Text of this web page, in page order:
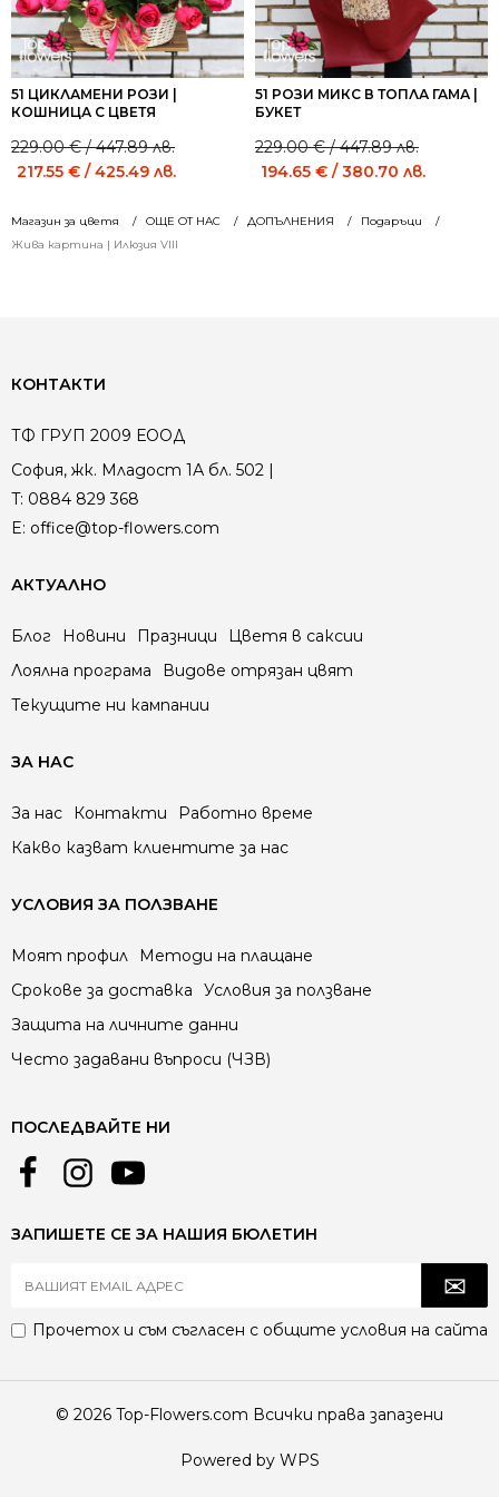
Магазин за цветя ОЩЕ ОТ НАС ДОПЪЛНЕНИЯ
Подаръци
Жива картина | Илюзия VIII
51 ЦИКЛАМЕНИ РОЗИ |
КОШНИЦА С ЦВЕТЯ
Original
price
229.00 €
/
229.00€/ 447.89 лв.
Current
price
229.00 €
/
217.55 € / 425.49 лв.
51 РОЗИ МИКС В ТОПЛА ГАМА |
БУКЕТ
Original
price
229.00 €
229.00€/ 447.89 лв.
Current
price
229.00 €
194.65 € / 380.70 лв.
КОНТАКТИ
ТФ ГРУП 2009 ЕООД
София, жк. Младост 1А бл. 502 |
T: 0884 829 368
E: office@top-flowers.com
АКТУАЛНО
Блог Новини Празници
Цветя в саксии
Лоялна програма
Видове отрязан цвят
Текущите ни кампании
ЗА НАС
За нас Контакти
Работно време
Какво казват клиентите за нас
УСЛОВИЯ ЗА ПОЛЗВАНЕ
Моят профил
Методи на плащане
Срокове за доставка
Условия за ползване
Защита на личните данни
Често задавани въпроси (ЧЗВ)
ПОСЛЕДВАЙТЕ НИ
ЗАПИШЕТЕ СЕ ЗА НАШИЯ БЮЛЕТИН
Прочетох и съм съгласен с общите условия на сайта
© 2026 Top-Flowers.com Всички права запазени
Powered by WPS